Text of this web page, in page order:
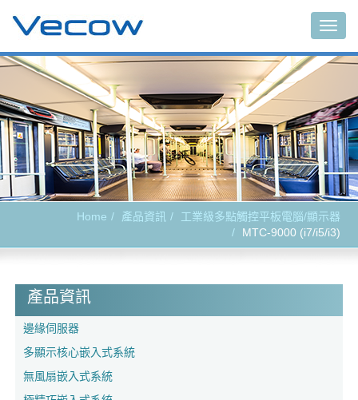
Home 產品資訊
工業級多點觸控平板電腦/顯示器
MTC-9000 (i7/i5/i3)
產品資訊
邊緣伺服器
多顯示核心嵌入式系統
無風扇嵌入式系統